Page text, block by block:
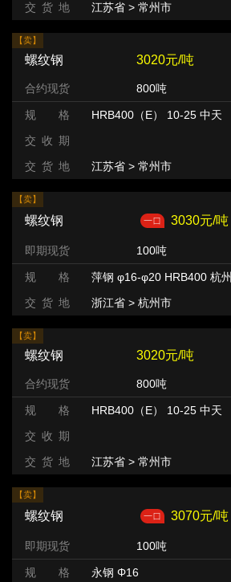
交 货 地
江苏省 > 常州市 >
【卖】
螺纹钢 3020元/吨
合约现货 800吨
规 格
HRB400（E） 10-25 中天
交 收 期
交 货 地
江苏省 > 常州市 >
【卖】
螺纹钢 3030元/吨
即期现货 100吨
规 格
萍钢 φ16-φ20 HRB400 杭州
交 货 地
浙江省 > 杭州市
【卖】
螺纹钢 3020元/吨
合约现货 800吨
规 格
HRB400（E） 10-25 中天
交 收 期
交 货 地
江苏省 > 常州市 >
【卖】
螺纹钢 3070元/吨
即期现货 100吨
规 格 永钢 Φ16